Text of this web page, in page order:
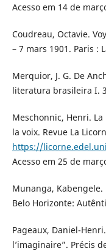
Acesso em 14 de
Coudreau, Octavie.
– 7 mars 1901. Paris :
Merquior, J. G. De
literatura brasileira I.
Meschonnic, Henri.
la voix. Revue La
https://
Acesso em 25 de
Munanga, Kabengele.
Belo Horizonte:
Pageaux, Daniel-
l’imaginaire”. Précis